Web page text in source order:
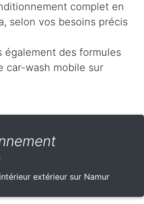
complet en
selon vos besoins précis
également des formules
car-wash mobile sur
extérieur sur Namur